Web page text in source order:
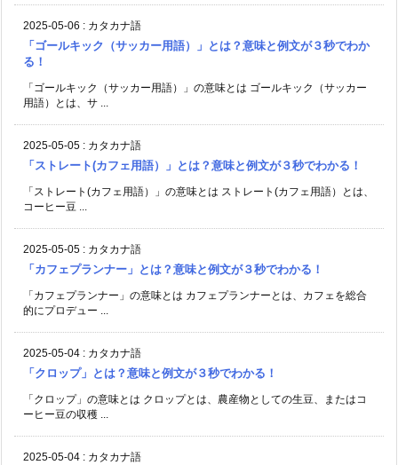
2025-05-06 : カタカナ語
「ゴールキック（サッカー用語）」とは？意味と例文が３秒でわか
る！
「ゴールキック（サッカー用語）」の意味とは ゴールキック（サッカー
用語）とは、サ ...
2025-05-05 : カタカナ語
「ストレート(カフェ用語）」とは？意味と例文が３秒でわかる！
「ストレート(カフェ用語）」の意味とは ストレート(カフェ用語）とは、
コーヒー豆 ...
2025-05-05 : カタカナ語
「カフェプランナー」とは？意味と例文が３秒でわかる！
「カフェプランナー」の意味とは カフェプランナーとは、カフェを総合
的にプロデュー ...
2025-05-04 : カタカナ語
「クロップ」とは？意味と例文が３秒でわかる！
「クロップ」の意味とは クロップとは、農産物としての生豆、またはコ
ーヒー豆の収穫 ...
2025-05-04 : カタカナ語